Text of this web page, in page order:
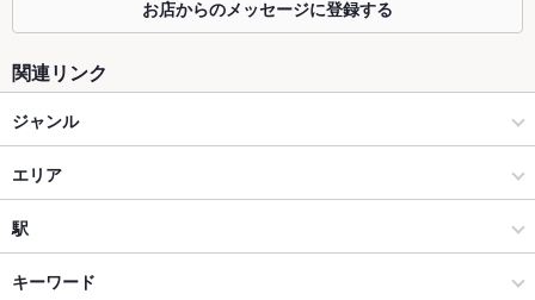
ソファー なし ：ソファー席はございません。
テラス席
貸切
設備
Wi-Fi
ー
お店からのメッセージに登録する
関連リンク
ジャンル
居酒屋
和風
すすきの × 居酒屋
エリア
すすきの駅
すすきの駅 × 居酒屋
駅
すすきの駅
キーワード